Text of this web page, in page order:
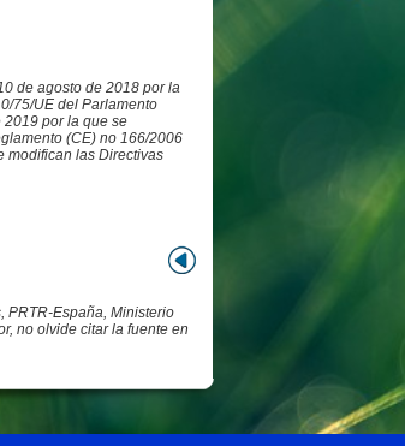
de agosto de 2018 por la
75/UE del Parlamento
2019 por la que se
(CE) no 166/2006
modifican las Directivas
PRTR-España, Ministerio
no olvide citar la fuente en